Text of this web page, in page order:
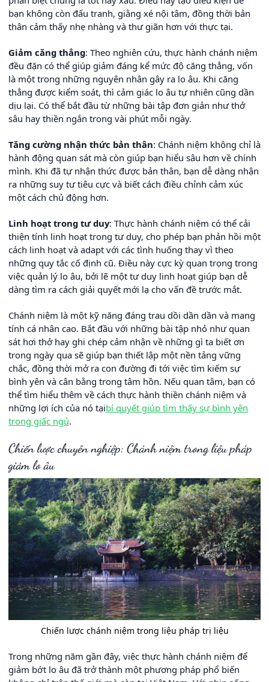
bạn không còn đấu tranh, giằng xé nội tâm, đồng thời bản
thân cảm thấy nhẹ nhàng và thư giãn hơn với thực tại.
Giảm căng thẳng: Theo nghiên cứu, thực hành chánh niệm
đều đặn có thể giúp giảm đáng kể mức độ căng thẳng, vốn
là một trong những nguyên nhân gây ra lo âu. Khi căng
thẳng được kiểm soát, thì cảm giác lo âu tự nhiên cũng dần
dịu lại. Có thể bắt đầu từ những bài tập đơn giản như thở
sâu hay thiền ngắn trong vài phút mỗi ngày.
Tăng cường nhận thức bản thân: Chánh niệm không chỉ là
hành động quan sát mà còn giúp bạn hiểu sâu hơn về chính
mình. Khi đã tự nhận thức được bản thân, bạn dễ dàng nhận
ra những suy tư tiêu cực và biết cách điều chỉnh cảm xúc
một cách chủ động hơn.
Linh hoạt trong tư duy: Thực hành chánh niệm có thể cải
thiện tính linh hoạt trong tư duy, cho phép bạn phản hồi một
cách linh hoạt và adapt với các tình huống thay vì theo
những quy tắc cố định cũ. Điều này cực kỳ quan trọng trong
việc quản lý lo âu, bởi lẽ một tư duy linh hoạt giúp bạn dễ
dàng tìm ra cách giải quyết mới lạ cho vấn đề trước mắt.
Chánh niệm là một kỹ năng đáng trau dồi dần dần và mang
tính cá nhân cao. Bắt đầu với những bài tập nhỏ như quan
sát hơi thở hay ghi chép cảm nhận về những gì ta biết ơn
trong ngày qua sẽ giúp bạn thiết lập một nền tảng vững
chắc, đồng thời mở ra con đường đi tới việc tìm kiếm sự
bình yên và cân bằng trong tâm hồn. Nếu quan tâm, bạn có
thể tìm hiểu thêm về cách thực hành thiền chánh niệm và
những lợi ích của nó tạibí quyết giúp tìm thấy sự bình yên
trong giấc ngủ.
Chiến lược chuyên nghiệp: Chánh niệm trong liệu pháp
giảm lo âu
Chiến lược chánh niệm trong liệu pháp trị liệu
Trong những năm gần đây, việc thực hành chánh niệm để
giảm bớt lo âu đã trở thành một phương pháp phổ biến